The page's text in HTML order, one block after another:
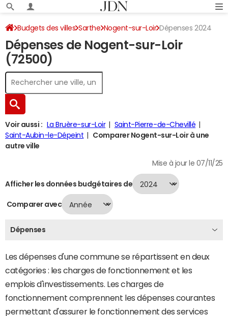
Budgets des villes Sarthe Nogent-sur-Loir Dépenses 2024
Dépenses de Nogent-sur-Loir
(72500)
Voir aussi : La Bruère-sur-Loir
Saint-Pierre-de-Chevillé
Saint-Aubin-le-Dépeint
Comparer Nogent-sur-Loir à une
autre ville
Mise à jour le 07/11/25
Afficher les données budgétaires de
Comparer avec
Dépenses
Les dépenses d'une commune se répartissent en deux
catégories : les charges de fonctionnement et les
emplois d'investissements. Les charges de
fonctionnement comprennent les dépenses courantes
permettant d'assurer le fonctionnement des services